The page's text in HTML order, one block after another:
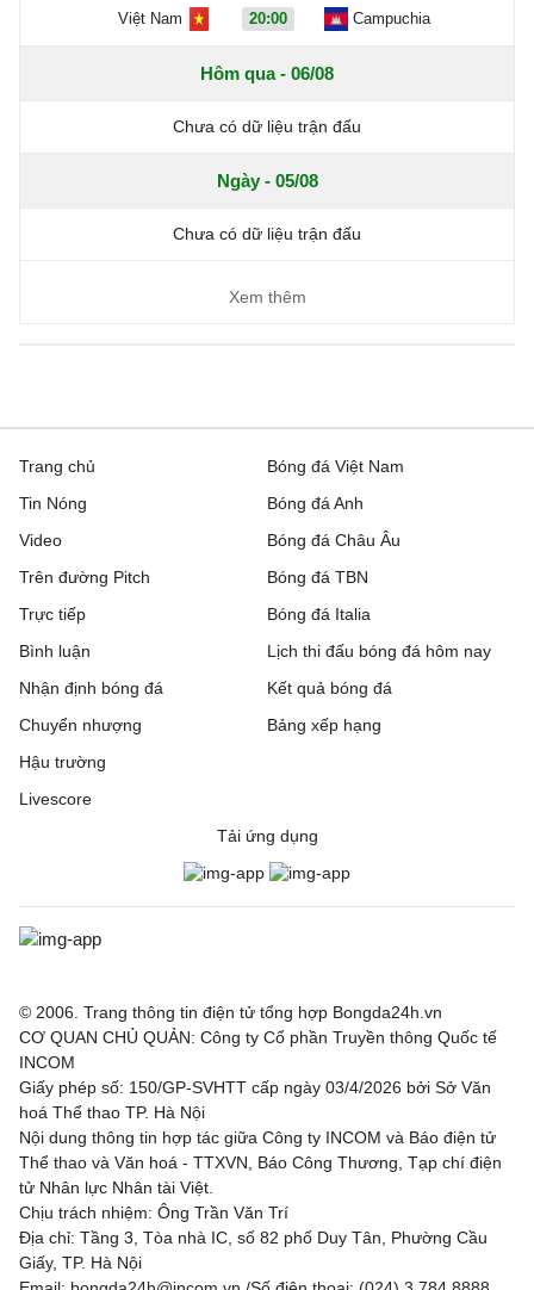
Việt Nam 20:00 Campuchia
Hôm qua - 06/08
Chưa có dữ liệu trận đấu
Ngày - 05/08
Chưa có dữ liệu trận đấu
Xem thêm
Trang chủ
Tin Nóng
Video
Trên đường Pitch
Trực tiếp
Bóng đá Việt Nam
Bóng đá Anh
Bóng đá Châu Âu
Bóng đá TBN
Bóng đá Italia
Bình luận
Nhận định bóng đá
Chuyển nhượng
Hậu trường
Livescore
Lịch thi đấu bóng đá hôm nay
Kết quả bóng đá
Bảng xếp hạng
Tải ứng dụng
© 2006. Trang thông tin điện tử tổng hợp Bongda24h.vn
CƠ QUAN CHỦ QUẢN: Công ty Cổ phần Truyền thông Quốc tế
INCOM
Giấy phép số: 150/GP-SVHTT cấp ngày 03/4/2026 bởi Sở Văn
hoá Thể thao TP. Hà Nội
Nội dung thông tin hợp tác giữa Công ty INCOM và Báo điện tử
Thể thao và Văn hoá - TTXVN, Báo Công Thương, Tạp chí điện
tử Nhân lực Nhân tài Việt.
Chịu trách nhiệm: Ông Trần Văn Trí
Địa chỉ: Tầng 3, Tòa nhà IC, số 82 phố Duy Tân, Phường Cầu
Giấy, TP. Hà Nội